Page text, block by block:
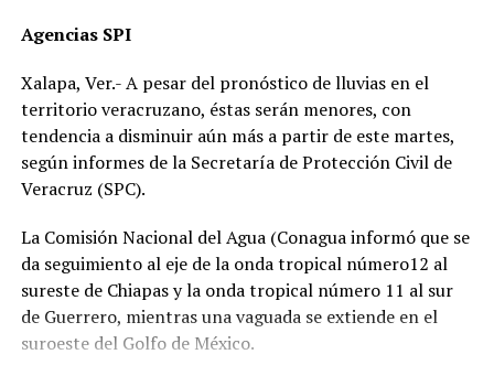
“Hoy fue mi Abraham,
mañana puede ser alguien
de tu familia. El homicida
sigue libre y operando en
las carreteras”, expresó un
familiar, exigiendo justicia.
El caso ha encendido el debate sobre la corrupción en la
Fiscalía y la impunidad que beneficia a conductores
responsables de muertes viales.
Agencias SPI
Xalapa, Ver.- A pesar del pronóstico de lluvias en el
territorio veracruzano, éstas serán menores, con
tendencia a disminuir aún más a partir de este martes,
según informes de la Secretaría de Protección Civil de
Veracruz (SPC).
La Comisión Nacional del Agua (Conagua informó que se
da seguimiento al eje de la onda tropical número12 al
sureste de Chiapas y la onda tropical número 11 al sur
de Guerrero, mientras una vaguada se extiende en el
suroeste del Golfo de México.